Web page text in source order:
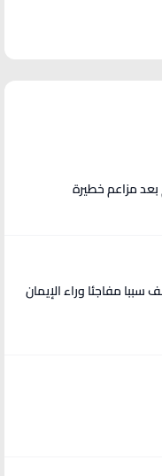
.. دراسة تكشف سببا مفاجئا وراء الإيمان